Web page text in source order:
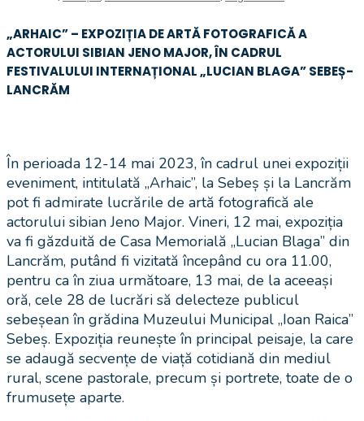
„ARHAIC” – EXPOZIȚIA DE ARTĂ FOTOGRAFICĂ A
ACTORULUI SIBIAN JENO MAJOR, ÎN CADRUL
FESTIVALULUI INTERNAȚIONAL „LUCIAN BLAGA” SEBEȘ-
LANCRĂM
În perioada 12-14 mai 2023, în cadrul unei expoziții
eveniment, intitulată „Arhaic”, la Sebeș și la Lancrăm
pot fi admirate lucrările de artă fotografică ale
actorului sibian Jeno Major. Vineri, 12 mai, expoziția
va fi găzduită de Casa Memorială „Lucian Blaga” din
Lancrăm, putând fi vizitată începând cu ora 11.00,
pentru ca în ziua următoare, 13 mai, de la aceeași
oră, cele 28 de lucrări să delecteze publicul
sebeșean în grădina Muzeului Municipal „Ioan Raica”
Sebeș. Expoziția reunește în principal peisaje, la care
se adaugă secvențe de viață cotidiană din mediul
rural, scene pastorale, precum și portrete, toate de o
frumusețe aparte.